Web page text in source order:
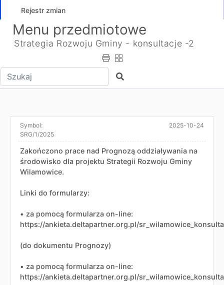
Rejestr zmian
Menu przedmiotowe
Strategia Rozwoju Gminy - konsultacje -2
Wpisz tekst do wyszukania Szukaj
Symbol:
SRG/1/2025
2025-10-24
Zakończono prace nad Prognozą oddziaływania na
środowisko dla projektu Strategii Rozwoju Gminy
Wilamowice.
Linki do formularzy:
• za pomocą formularza on-line:
https://ankieta.deltapartner.org.pl/
(do dokumentu Prognozy)
• za pomocą formularza on-line:
https://ankieta.deltapartner.org.pl/